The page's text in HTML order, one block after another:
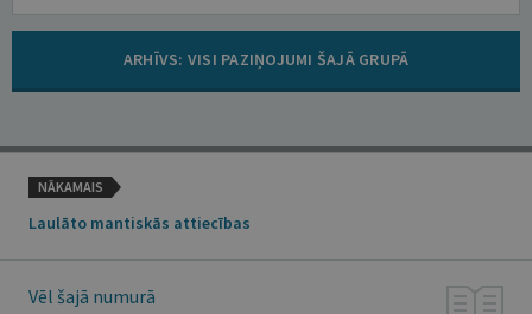
ARHĪVS: VISI PAZIŅOJUMI ŠAJĀ GRUPĀ
NĀKAMAIS
Laulāto mantiskās attiecības
Vēl šajā numurā